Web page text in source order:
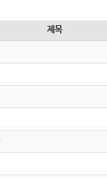
제목